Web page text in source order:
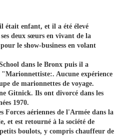
était enfant, et il a été élevé
deux sœurs en vivant de la
le show-business en volant
dans le Bronx puis il a
Aucune expérience
de marionnettes de voyage.
Gitnick. Ils ont divorcé dans les
1970.
Forces aériennes de l'Armée dans la
et est retourné à la société de
boulots, y compris chauffeur de